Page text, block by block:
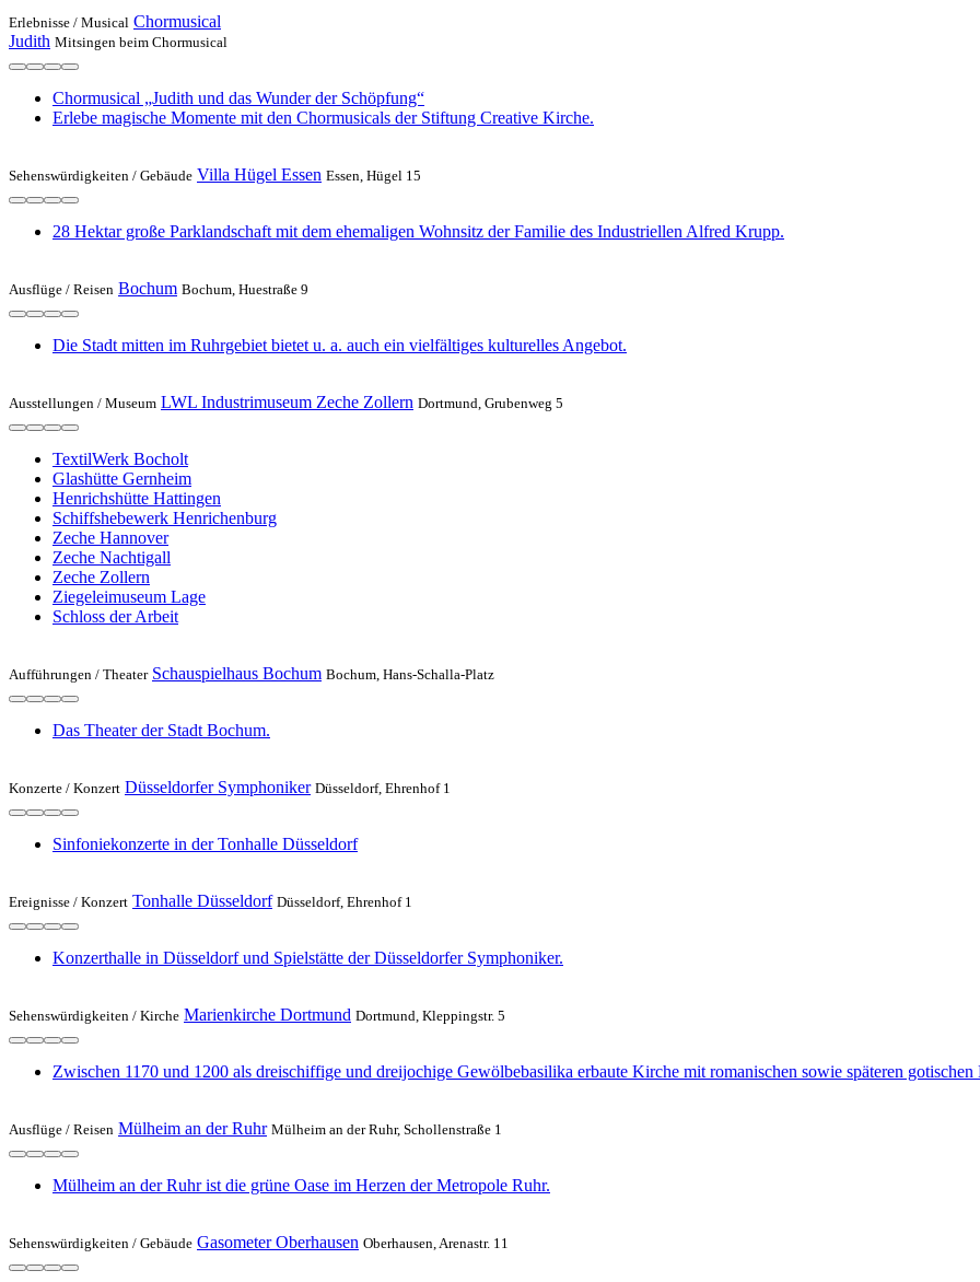
Erlebnisse / Musical Chormusical
Judith Mitsingen beim Chormusical
Chormusical „Judith und das Wunder der Schöpfung“
Erlebe magische Momente mit den Chormusicals der Stiftung Creative Kirche.
Sehenswürdigkeiten / Gebäude Villa Hügel Essen Essen, Hügel 15
28 Hektar große Parklandschaft mit dem ehemaligen Wohnsitz der Familie des Industriellen Alfred Krupp.
Ausflüge / Reisen Bochum Bochum, Huestraße 9
Die Stadt mitten im Ruhrgebiet bietet u. a. auch ein vielfältiges kulturelles Angebot.
Ausstellungen / Museum LWL Industrimuseum Zeche Zollern Dortmund, Grubenweg 5
TextilWerk Bocholt
Glashütte Gernheim
Henrichshütte Hattingen
Schiffshebewerk Henrichenburg
Zeche Hannover
Zeche Nachtigall
Zeche Zollern
Ziegeleimuseum Lage
Schloss der Arbeit
Aufführungen / Theater Schauspielhaus Bochum Bochum, Hans-Schalla-Platz
Das Theater der Stadt Bochum.
Konzerte / Konzert Düsseldorfer Symphoniker Düsseldorf, Ehrenhof 1
Sinfoniekonzerte in der Tonhalle Düsseldorf
Ereignisse / Konzert Tonhalle Düsseldorf Düsseldorf, Ehrenhof 1
Konzerthalle in Düsseldorf und Spielstätte der Düsseldorfer Symphoniker.
Sehenswürdigkeiten / Kirche Marienkirche Dortmund Dortmund, Kleppingstr. 5
Zwischen 1170 und 1200 als dreischiffige und dreijochige Gewölbebasilika erbaute Kirche mit romanischen sowie späteren gotischen
Ausflüge / Reisen Mülheim an der Ruhr Mülheim an der Ruhr, Schollenstraße 1
Mülheim an der Ruhr ist die grüne Oase im Herzen der Metropole Ruhr.
Sehenswürdigkeiten / Gebäude Gasometer Oberhausen Oberhausen, Arenastr. 11